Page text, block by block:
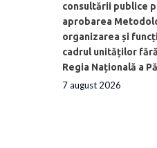
consultării publice
aprobarea
organizarea și
cadrul unităților
Regia Națională a
7 august 2026